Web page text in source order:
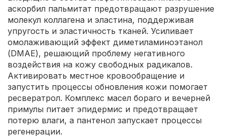
аскорбил пальмитат предотвращают разрушение
молекул коллагена и эластина, поддерживая
упругость и эластичность тканей. Усиливает
омолаживающий эффект диметиламиноэтанол
(DMAE), решающий проблему негативного
воздействия на кожу свободных радикалов.
Активировать местное кровообращение и
запустить процессы обновления кожи помогает
ресвератрол. Комплекс масел бораго и вечерней
примулы питает эпидермис и предотвращает
потерю влаги, а пантенол запускает процессы
регенерации.